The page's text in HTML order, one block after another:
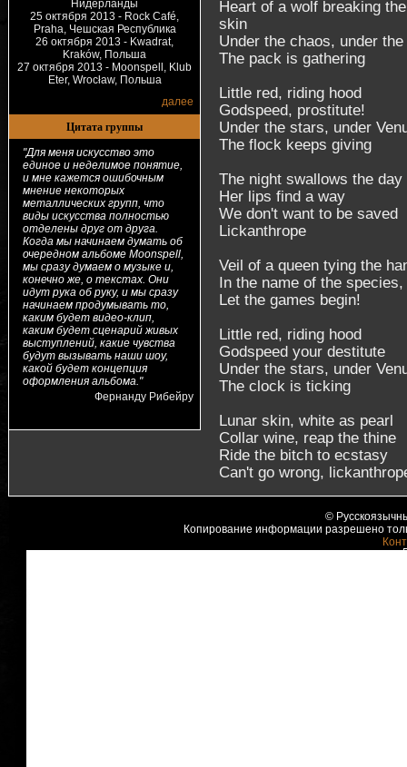
Нидерланды
25 октября 2013 - Rock Café,
Praha, Чешская Республика
26 октября 2013 - Kwadrat,
Kraków, Польша
27 октября 2013 - Moonspell, Klub
Eter, Wrocław, Польша
далее
Цитата группы
"Для меня искусство это
единое и неделимое понятие,
и мне кажется ошибочным
мнение некоторых
металлических групп, что
виды искусства полностью
отделены друг от друга.
Когда мы начинаем думать об
очередном альбоме Moonspell,
мы сразу думаем о музыке и,
конечно же, о текстах. Они
идут рука об руку, и мы сразу
начинаем продумывать то,
каким будет видео-клип,
каким будет сценарий живых
выступлений, какие чувства
будут вызывать наши шоу,
какой будет концепция
оформления альбома."
Фернанду Рибейру
Heart of a wolf breaking
skin
Under the chaos, under the
The pack is gathering
Little red, riding hood
Godspeed, prostitute!
Under the stars, under
The flock keeps giving
The night swallows the day
Her lips find a way
We don't want to be saved
Lickanthrope
Veil of a queen tying the
In the name of the
Let the games begin!
Little red, riding hood
Godspeed your destitute
Under the stars, under
The clock is ticking
Lunar skin, white as pearl
Collar wine, reap the thine
Ride the bitch to ecstasy
Can't go wrong,
©
Копирование информации разрешено